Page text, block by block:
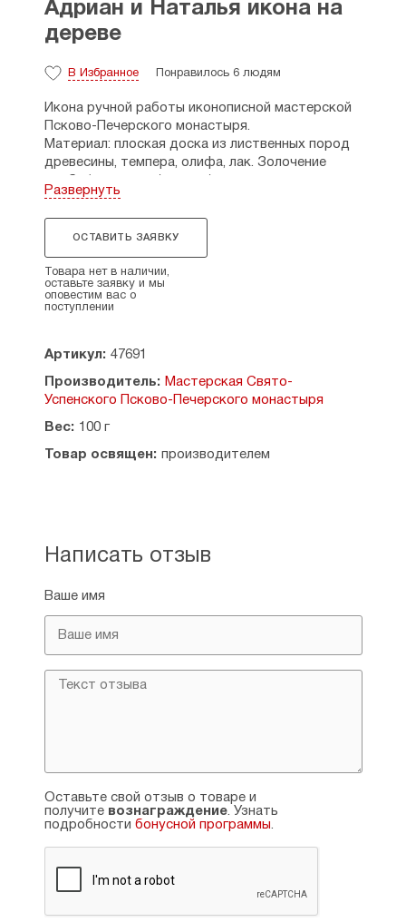
Адриан и Наталья икона на
дереве
В Избранное Понравилось 6 людям
Икона ручной работы иконописной мастерской
Псково-Печерского монастыря.
Материал: плоская доска из лиственных пород
древесины, темпера, олифа, лак. Золочение
Икона имеет крепление на стену.
Размер иконы 9×11 см. Толщина — 2 см.
Развернуть
ОСТАВИТЬ ЗАЯВКУ
Товара нет в наличии,
оставьте заявку и мы
оповестим вас о
поступлении
Артикул: 47691
Производитель: Мастерская Свято-
Успенского Псково-Печерского монастыря
Вес: 100 г
Товар освящен: производителем
Написать отзыв
Ваше имя
Оставьте свой отзыв о товаре и
получите вознаграждение. Узнать
подробности бонусной программы.